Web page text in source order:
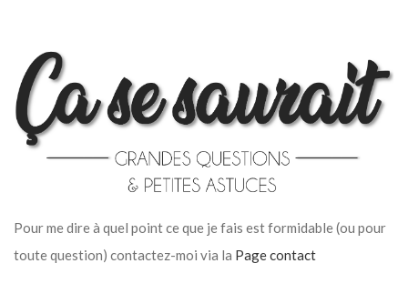
Pour me dire à quel point ce que je fais est formidable (ou pour
toute question) contactez-moi via la Page contact